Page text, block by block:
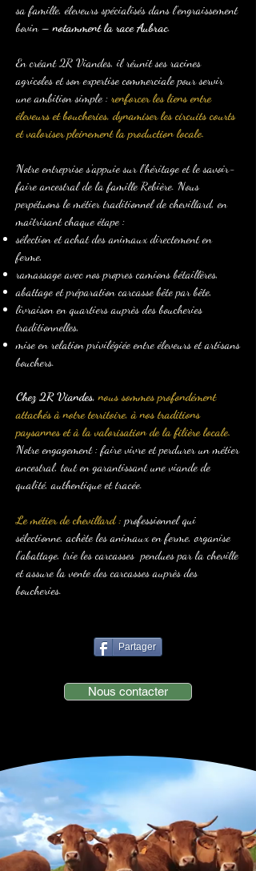
sa famille, éleveurs spécialisés dans l’engraissement
bovin –notamment la race Aubrac.
En créant 2R Viandes, il réunit ses racines
agricoles et son expertise commerciale pour servir
une ambition simple : renforcer les liens entre
éleveurs et boucheries, dynamiser les circuits courts
et valoriser pleinement la production locale.
Notre entreprise s’appuie sur l’héritage et le savoir-
faire ancestral de la famille Rebière. Nous
perpétuons le métier traditionnel de chevillard, en
maîtrisant chaque étape :
sélection et achat des animaux directement en
ferme,
ramassage avec nos propres camions bétaillères,
abattage et préparation carcasse bête par bête,
livraison en quartiers auprès des boucheries
traditionnelles,
mise en relation privilégiée entre éleveurs et artisans
bouchers.
Chez 2R Viandes,nous sommes profondément
attachés à notre territoire, à nos traditions
paysannes et à la valorisation de la filière locale.
Notre engagement : faire vivre et perdurer un métier
ancestral, tout en garantissant une viande de
qualité, authentique et tracée.
Le métier de chevillard : professionnel qui
sélectionne, achète les animaux en ferme, organise
l’abattage, trie les carcasses pendues par la cheville
et assure la vente des carcasses auprès des
boucheries.
Partager
Nous contacter